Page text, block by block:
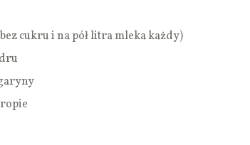
cukru i na pół litra mleka każdy)